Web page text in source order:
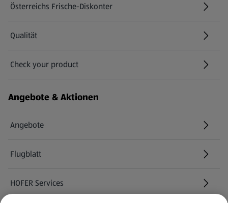
Österreichs Frische-Diskonter
Qualität
Check your product
(öffnet in einem neuen Tab)
Angebote & Aktionen
Angebote
Flugblatt
HOFER Services